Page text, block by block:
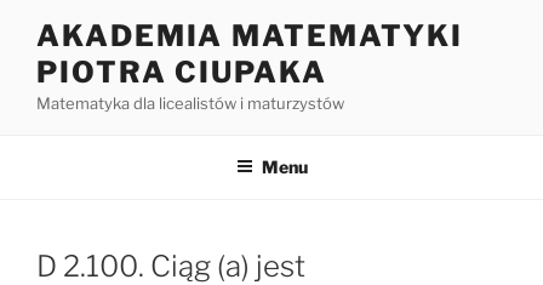
treści
AKADEMIA MATEMATYKI
PIOTRA CIUPAKA
Matematyka dla licealistów i maturzystów
Menu
D 2.100. Ciąg (a) jest